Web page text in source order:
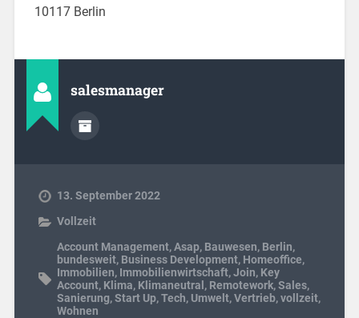
10117 Berlin
salesmanager
13. September 2022
Vollzeit
Account Management,Asap, Bauwesen, Berlin,
bundesweit, Business Development, Homeoffice,
Immobilien, Immobilienwirtschaft,Join, Key
Account, Klima, Klimaneutral , Remotework,Sales,
Sanierung,Start Up,Tech, Umwelt,Vertrieb,vollzeit,
Wohnen